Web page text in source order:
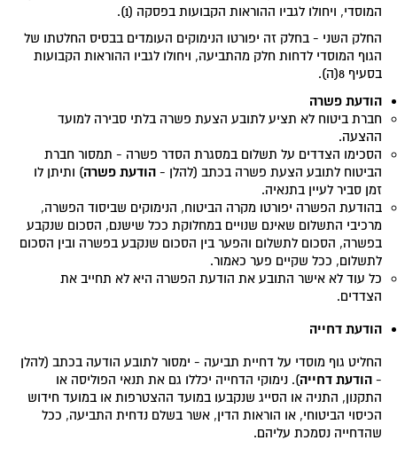
המוסדי, ויחולו לגביו ההוראות הקבועות בפסקה (1).
החלק השני - בחלק זה יפורטו הנימוקים העומדים בבסיס החלטתו של
הגוף המוסדי לדחות חלק מהתביעה, ויחולו לגביו ההוראות הקבועות
בסעיף 8(ה).
הודעת פשרה
חברת ביטוח לא תציע לתובע הצעת פשרה בלתי סבירה למועד
ההצעה.
הסכימו הצדדים על תשלום במסגרת הסדר פשרה - תמסור חברת
הביטוח לתובע הצעת פשרה בכתב (להלן -הודעת פשרה) ותיתן לו
זמן סביר לעיין בתנאיה.
בהודעת הפשרה יפורטו מקרה הביטוח, הנימוקים שביסוד הפשרה,
מרכיבי התשלום שאינם שנויים במחלוקת ככל שישנם, הסכום שנקבע
בפשרה, הסכום לתשלום והפער בין הסכום שנקבע בפשרה ובין הסכום
לתשלום, ככל שקיים פער כאמור.
כל עוד לא אישר התובע את הודעת הפשרה היא לא תחייב את
הצדדים.
הודעת דחייה
החליט גוף מוסדי על דחיית תביעה - ימסור לתובע הודעה בכתב (להלן
-הודעת דחייה). נימוקי הדחייה יכללו גם את תנאי הפוליסה או
התקנון, התניה או הסייג שנקבעו במועד ההצטרפות או במועד חידוש
הכיסוי הביטוחי, או הוראות הדין, אשר בשלם נדחית התביעה, ככל
שהדחייה נסמכת עליהם.